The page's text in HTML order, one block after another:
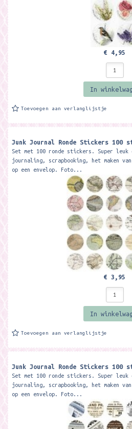
€ 4,95
In
Toevoegen aan verlanglijstje
Junk Journal Ronde Stickers 100
Set met 100 ronde stickers. Super leuk
journaling, scrapbooking, het maken
op een envelop. Foto...
€ 3,95
In
Toevoegen aan verlanglijstje
Junk Journal Ronde Stickers 100
Set met 100 ronde stickers. Super leuk
journaling, scrapbooking, het maken
op een envelop. Foto...